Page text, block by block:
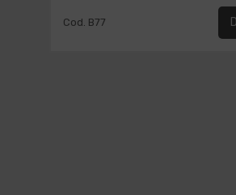
Cod. B77